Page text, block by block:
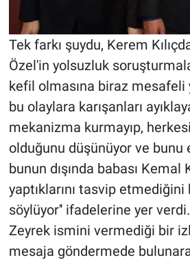
Tek farkı şuydu, Kerem
Özel'in yolsuzluk
kefil olmasına biraz mesafeli
bu olaylara karışanları
mekanizma kurmayıp,
olduğunu düşünüyor ve bunu
bunun dışında babası Kemal
yaptıklarını tasvip etmediğini
söylüyor'' ifadelerine yer verdi.
Zeyrek ismini vermediği bir
mesaja göndermede